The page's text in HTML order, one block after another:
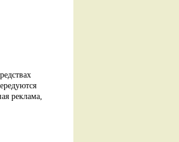
реклама,